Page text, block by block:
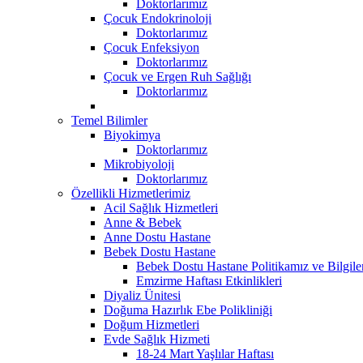
Doktorlarımız
Çocuk Endokrinoloji
Doktorlarımız
Çocuk Enfeksiyon
Doktorlarımız
Çocuk ve Ergen Ruh Sağlığı
Doktorlarımız
Temel Bilimler
Biyokimya
Doktorlarımız
Mikrobiyoloji
Doktorlarımız
Özellikli Hizmetlerimiz
Acil Sağlık Hizmetleri
Anne & Bebek
Anne Dostu Hastane
Bebek Dostu Hastane
Bebek Dostu Hastane Politikamız ve
Emzirme Haftası Etkinlikleri
Diyaliz Ünitesi
Doğuma Hazırlık Ebe Polikliniği
Doğum Hizmetleri
Evde Sağlık Hizmeti
18-24 Mart Yaşlılar Haftası